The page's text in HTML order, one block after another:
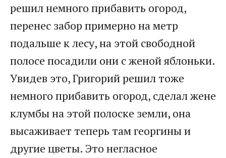
решил немного прибавить огород,
перенес забор примерно на метр
подальше к лесу, на этой свободной
полосе посадили они с женой яблоньки.
Увидев это, Григорий решил тоже
немного прибавить огород, сделал жене
клумбы на этой полоске земли, она
высаживает теперь там георгины и
другие цветы. Это негласное